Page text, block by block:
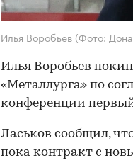
Илья Воробьев (Фото:
Илья Воробьев
«Металлурга» по
конференции
Ласьков сообщил,
пока контракт с